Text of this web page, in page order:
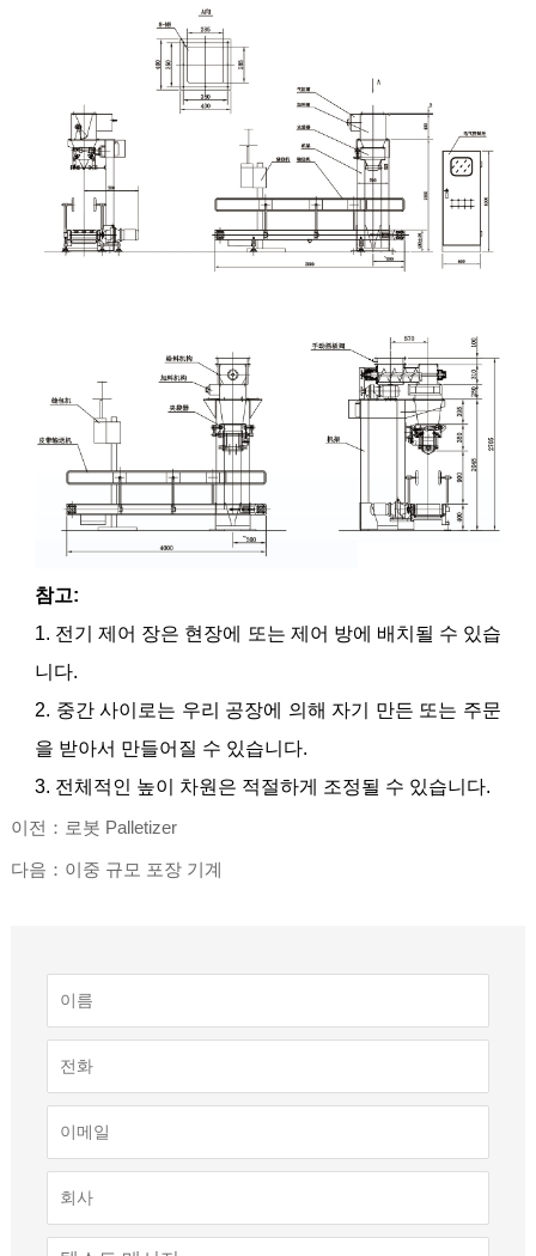
참고:
1. 전기 제어 장은 현장에 또는 제어 방에 배치될 수 있습
니다.
2. 중간 사이로는 우리 공장에 의해 자기 만든 또는 주문
을 받아서 만들어질 수 있습니다.
3. 전체적인 높이 차원은 적절하게 조정될 수 있습니다.
이전：로봇 Palletizer
다음：이중 규모 포장 기계